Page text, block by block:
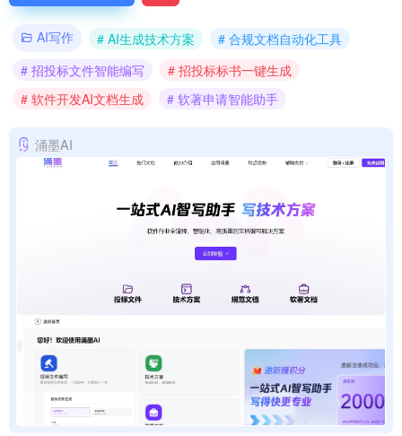
AI写作 # AI生成技术方案
# 合规文档自动化工具
# 招投标文件智能编写
# 招投标标书一键生成
# 软件开发AI文档生成
# 软著申请智能助手
涌墨AI